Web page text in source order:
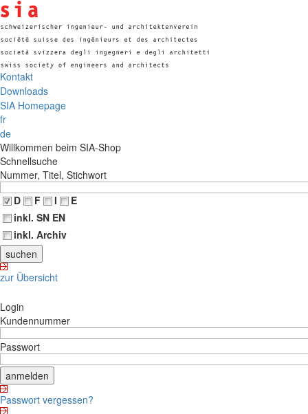
Kontakt
Downloads
SIA Homepage
fr
de
Willkommen beim SIA-Shop
Schnellsuche
Nummer, Titel, Stichwort
D
F I
E
inkl. SN EN
inkl. Archiv
zur Übersicht
Login
Kundennummer
Passwort
Passwort vergessen?